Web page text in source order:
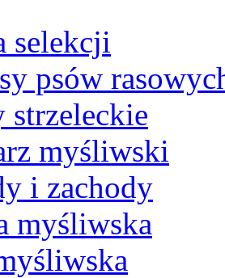
selekcji
psów
strzeleckie
myśliwski
i zachody
myśliwska